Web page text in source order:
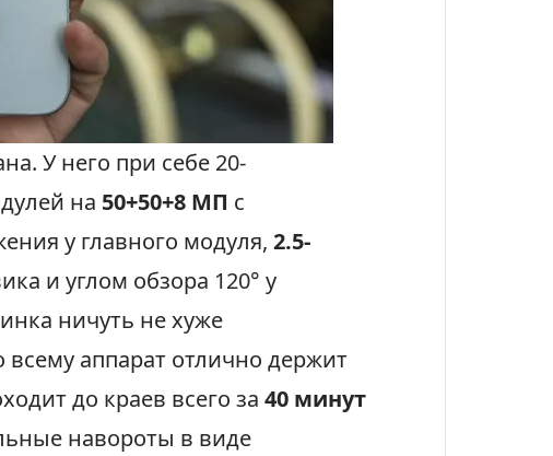
У него при себе 20-
на 50+50+8 МП с
у главного модуля, 2.5-
и углом обзора 120° у
ничуть не хуже
аппарат отлично держит
до краев всего за 40 минут
навороты в виде